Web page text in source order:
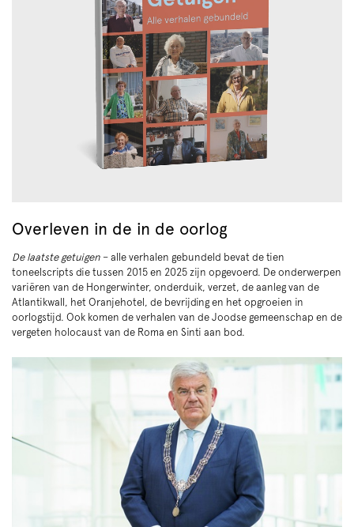
Overleven in de in de oorlog
De laatste getuigen – alle verhalen gebundeld bevat de tien
toneelscripts die tussen 2015 en 2025 zijn opgevoerd. De onderwerpen
variëren van de Hongerwinter, onderduik, verzet, de aanleg van de
Atlantikwall, het Oranjehotel, de bevrijding en het opgroeien in
oorlogstijd. Ook komen de verhalen van de Joodse gemeenschap en de
vergeten holocaust van de Roma en Sinti aan bod.